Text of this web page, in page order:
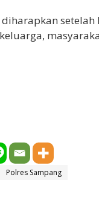
diharapkan
Polres Sampang